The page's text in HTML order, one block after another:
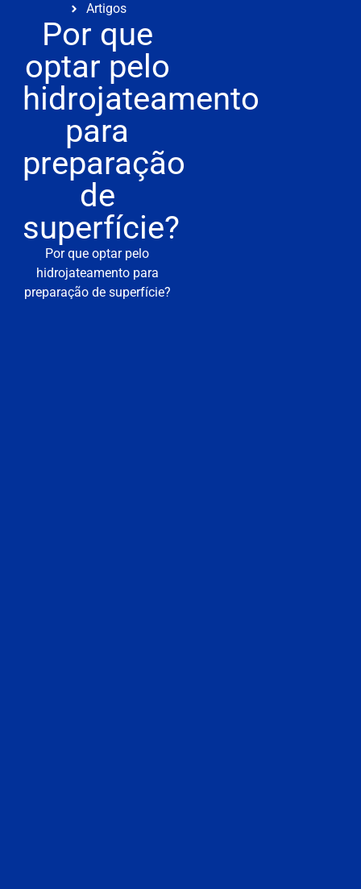
Artigos
Por que
optar pelo
hidrojateamento
para
preparação
de
superfície?
Por que optar pelo
hidrojateamento para
preparação de superfície?